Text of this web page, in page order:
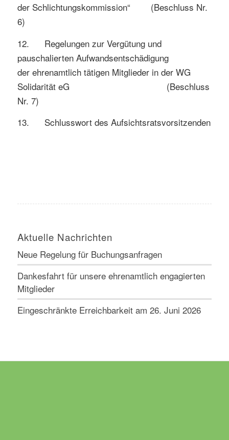
der Schlichtungskommission“ (Beschluss Nr.
6)
12. Regelungen zur Vergütung und
pauschalierten Aufwandsentschädigung
der ehrenamtlich tätigen Mitglieder in der WG
Solidarität eG (Beschluss
Nr. 7)
13. Schlusswort des Aufsichtsratsvorsitzenden
Aktuelle Nachrichten
Neue Regelung für Buchungsanfragen
Dankesfahrt für unsere ehrenamtlich engagierten
Mitglieder
Eingeschränkte Erreichbarkeit am 26. Juni 2026